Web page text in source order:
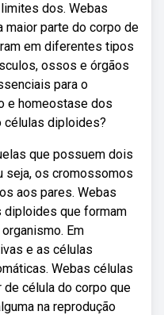
dos. Webas
maior parte do corpo de
em diferentes tipos
ossos e órgãos
para o
e homeostase dos
diploides?
que possuem dois
seja, os cromossomos
aos pares. Webas
diploides que formam
Em
e as células
Webas células
célula do corpo que
na reprodução